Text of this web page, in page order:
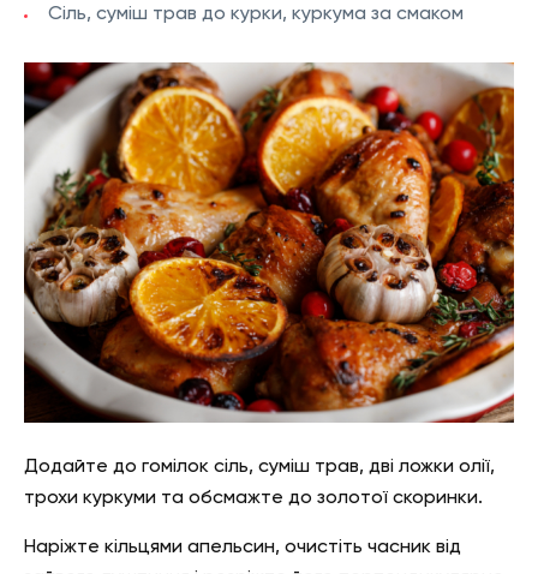
Сіль, суміш трав до курки, куркума за смаком
Додайте до гомілок сіль, суміш трав, дві ложки олії,
трохи куркуми та обсмажте до золотої скоринки.
Наріжте кільцями апельсин, очистіть часник від